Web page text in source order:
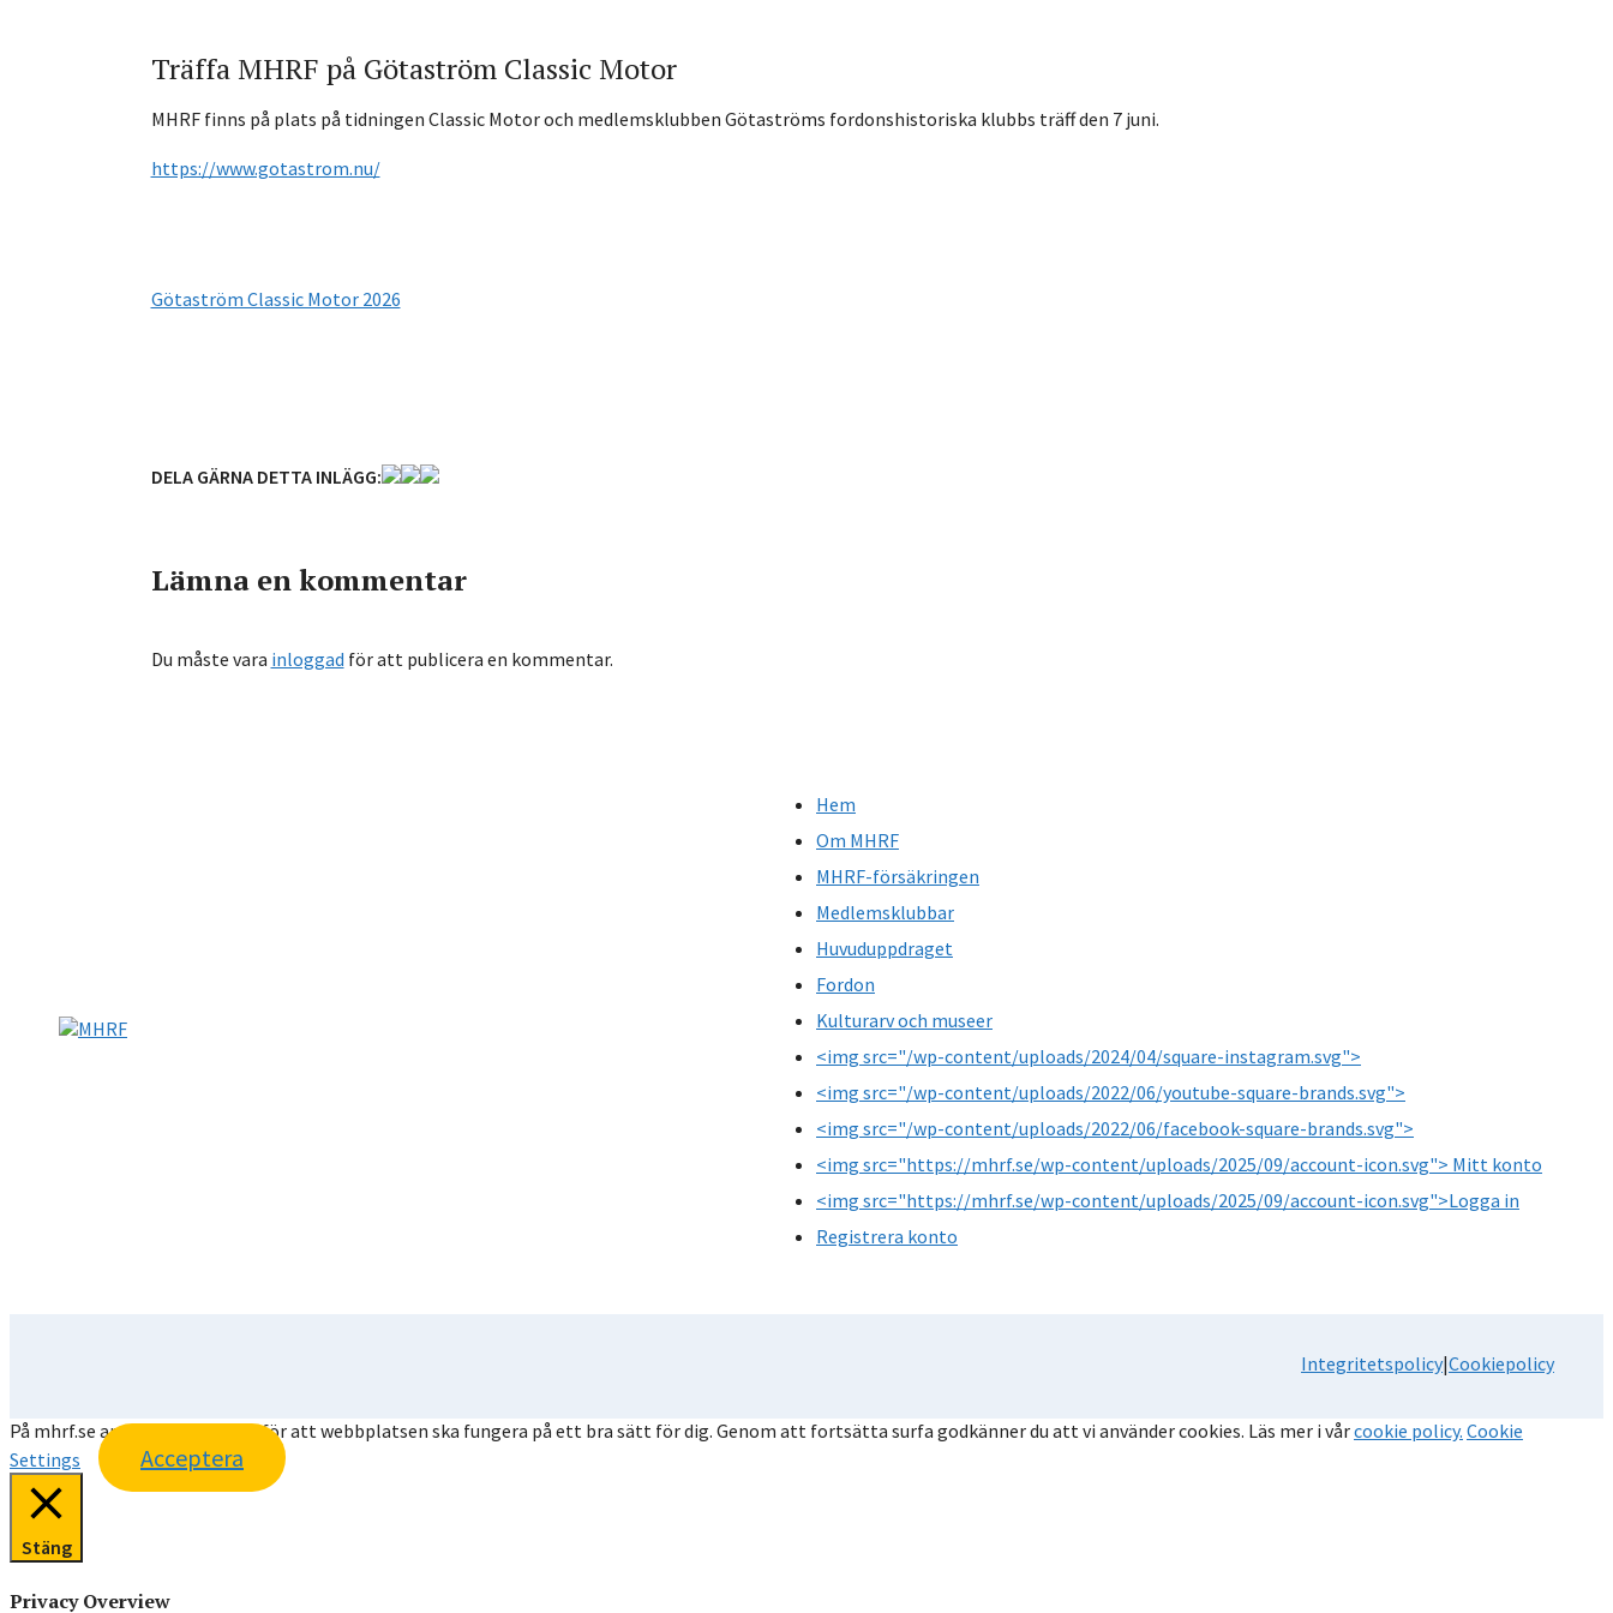
Träffa MHRF på Götaström Classic Motor
MHRF finns på plats på tidningen Classic Motor och medlemsklubben Götaströms fordonshistoriska klubbs träff den 7 juni.
https://www.gotastrom.nu/
Götaström Classic Motor 2026
DELA GÄRNA DETTA INLÄGG:
Lämna en kommentar
Du måste vara inloggad för att publicera en kommentar.
Hem
Om MHRF
MHRF-försäkringen
Medlemsklubbar
Huvuduppdraget
Fordon
Kulturarv och museer
<img src="/wp-content/uploads/2024/04/square-instagram.svg">
<img src="/wp-content/uploads/2022/06/youtube-square-brands.svg">
<img src="/wp-content/uploads/2022/06/facebook-square-brands.svg">
<img src="https://mhrf.se/wp-content/uploads/2025/09/account-icon.svg"> Mitt konto
<img src="https://mhrf.se/wp-content/uploads/2025/09/account-icon.svg">Logga in
Registrera konto
Integritetspolicy|Cookiepolicy
På mhrf.se använder vi cookies för att webbplatsen ska fungera på ett bra sätt för dig. Genom att fortsätta surfa godkänner du att vi använder cookies. Läs mer i vårcookie policy. Cookie
Settings
Acceptera
Stäng
Privacy Overview